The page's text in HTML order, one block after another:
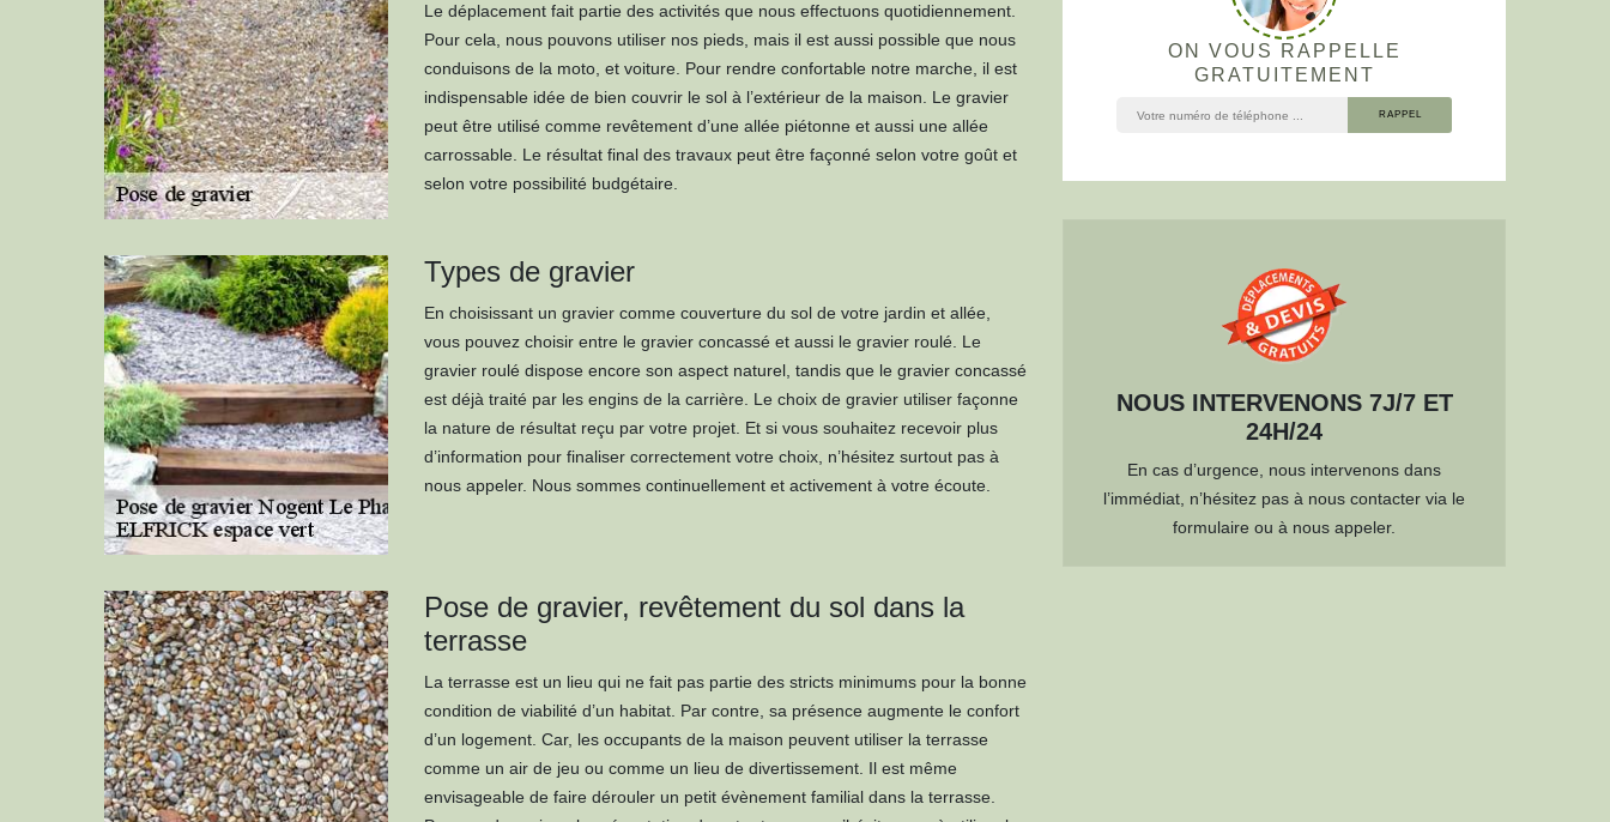
Le déplacement fait partie des activités que nous effectuons quotidiennement.
Pour cela, nous pouvons utiliser nos pieds, mais il est aussi possible que nous
conduisons de la moto, et voiture. Pour rendre confortable notre marche, il est
indispensable idée de bien couvrir le sol à l’extérieur de la maison. Le gravier
peut être utilisé comme revêtement d’une allée piétonne et aussi une allée
carrossable. Le résultat final des travaux peut être façonné selon votre goût et
selon votre possibilité budgétaire.
Types de gravier
En choisissant un gravier comme couverture du sol de votre jardin et allée,
vous pouvez choisir entre le gravier concassé et aussi le gravier roulé. Le
gravier roulé dispose encore son aspect naturel, tandis que le gravier concassé
est déjà traité par les engins de la carrière. Le choix de gravier utiliser façonne
la nature de résultat reçu par votre projet. Et si vous souhaitez recevoir plus
d’information pour finaliser correctement votre choix, n’hésitez surtout pas à
nous appeler. Nous sommes continuellement et activement à votre écoute.
Pose de gravier, revêtement du sol dans la
terrasse
La terrasse est un lieu qui ne fait pas partie des stricts minimums pour la bonne
condition de viabilité d’un habitat. Par contre, sa présence augmente le confort
d’un logement. Car, les occupants de la maison peuvent utiliser la terrasse
comme un air de jeu ou comme un lieu de divertissement. Il est même
envisageable de faire dérouler un petit évènement familial dans la terrasse.
ON VOUS RAPPELLE
GRATUITEMENT
NOUS INTERVENONS 7J/7 ET
24H/24
En cas d’urgence, nous intervenons dans
l’immédiat, n’hésitez pas à nous contacter via le
formulaire ou à nous appeler.